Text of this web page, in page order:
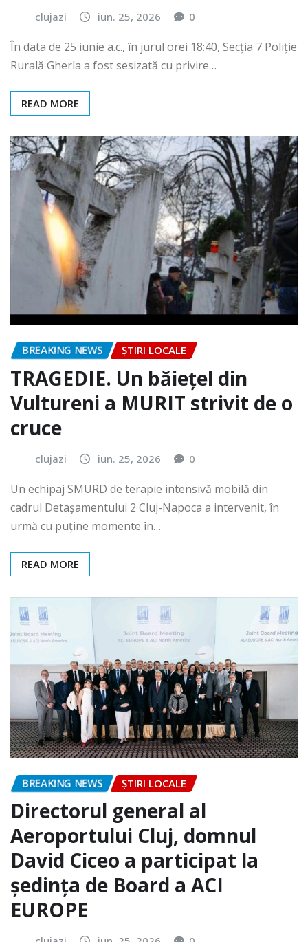
clujazi iun. 25, 2026 0
În data de 25 iunie a.c., în jurul orei 18:40, Secția 7 Poliție
Rurală Gherla a fost sesizată cu privire…
READ MORE
BREAKING NEWS ȘTIRI LOCALE
TRAGEDIE. Un băiețel din
Vultureni a MURIT strivit de o
cruce
clujazi iun. 25, 2026 0
Un echipaj SMURD de terapie intensivă mobilă din
cadrul Detașamentului 2 Cluj-Napoca a intervenit, în
urmă cu puține momente în…
READ MORE
BREAKING NEWS ȘTIRI LOCALE
Directorul general al
Aeroportului Cluj, domnul
David Ciceo a participat la
ședința de Board a ACI
EUROPE